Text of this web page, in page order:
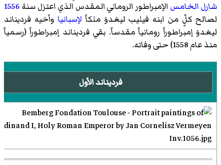
شارل الخامس الإمبراطور الروماني المقدس الذي اعتزل سنة 1556
لصالح كلٍّ من ابنه فيليب ليغدوَ ملكاً لإسبانيا وأخيه فرديناند
ليغدوَ إمبراطوراً رومانياً مقدساً. بقي فرديناند إمبراطوراً (رسمياً
منذ عام 1558) حتى وفاته.
فرديناند الأول